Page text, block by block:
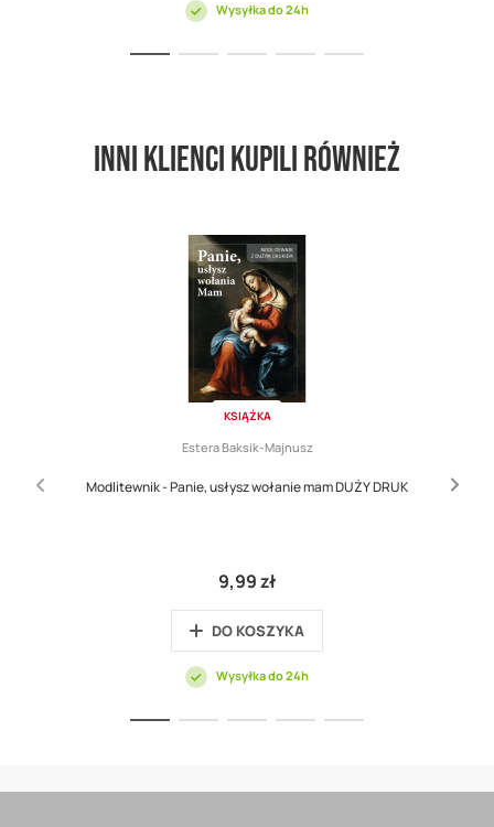
Wysyłka do 24h
Inni klienci kupili również
KSIĄŻKA
Estera Baksik-Majnusz
Modlitewnik - Panie, usłysz wołanie mam DUŻY DRUK
9,99 zł
DO KOSZYKA
Wysyłka do 24h